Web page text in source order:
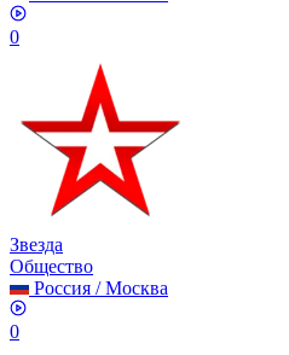
0
Звезда
Общество
Россия /Москва
0